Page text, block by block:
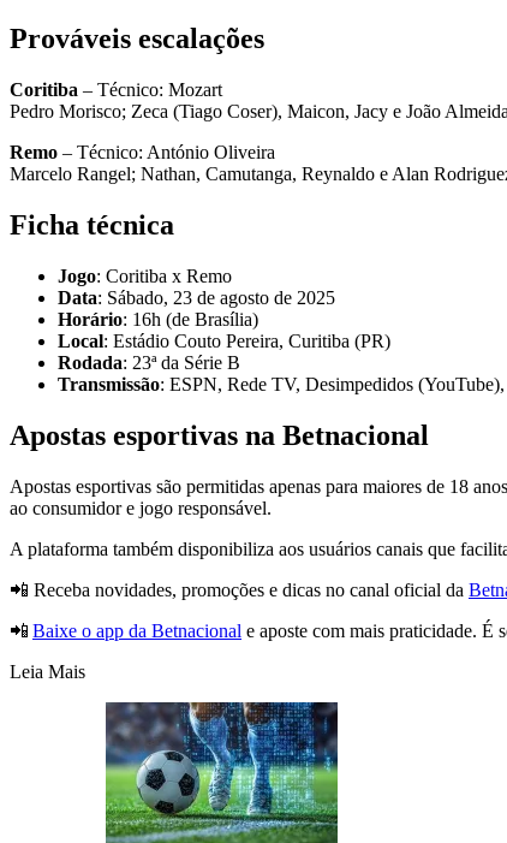
Prováveis escalações
Coritiba – Técnico: Mozart
Pedro Morisco; Zeca (Tiago Coser), Maicon, Jacy e João
Remo – Técnico: António Oliveira
Marcelo Rangel; Nathan, Camutanga, Reynaldo e Alan
Ficha técnica
Jogo: Coritiba x Remo
Data: Sábado, 23 de agosto de 2025
Horário: 16h (de Brasília)
Local: Estádio Couto Pereira, Curitiba (PR)
Rodada: 23ª da Série B
Transmissão: ESPN, Rede TV, Desimpedidos
Apostas esportivas na Betnacional
Apostas esportivas são permitidas apenas para maiores de 18
ao consumidor e jogo responsável.
A plataforma também disponibiliza aos usuários canais que
📲 Receba novidades, promoções e dicas no canal oficial da
📲 Baixe o app da Betnacional e aposte com mais praticidade. É
Leia Mais